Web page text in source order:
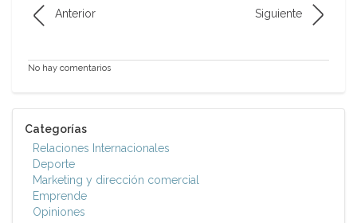
Anterior Siguiente
No hay comentarios
Categorías
Relaciones Internacionales
Deporte
Marketing y dirección comercial
Emprende
Opiniones